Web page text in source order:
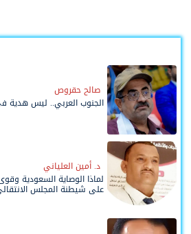
صالح حقروص
الجنوب العربي.. ليس هدية
د. أمين العلياني
لماذا الوصاية السعودية
على شيطنة المجلس